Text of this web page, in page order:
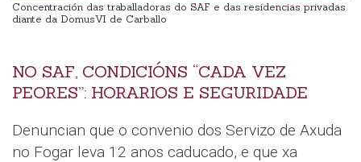
Concentración das traballadoras do SAF e das residencias privadas
diante da DomusVI de Carballo
NO SAF, CONDICIÓNS “CADA VEZ
PEORES”: HORARIOS E SEGURIDADE
Denuncian que o convenio dos Servizo de Axuda
no Fogar leva 12 anos caducado, e que xa